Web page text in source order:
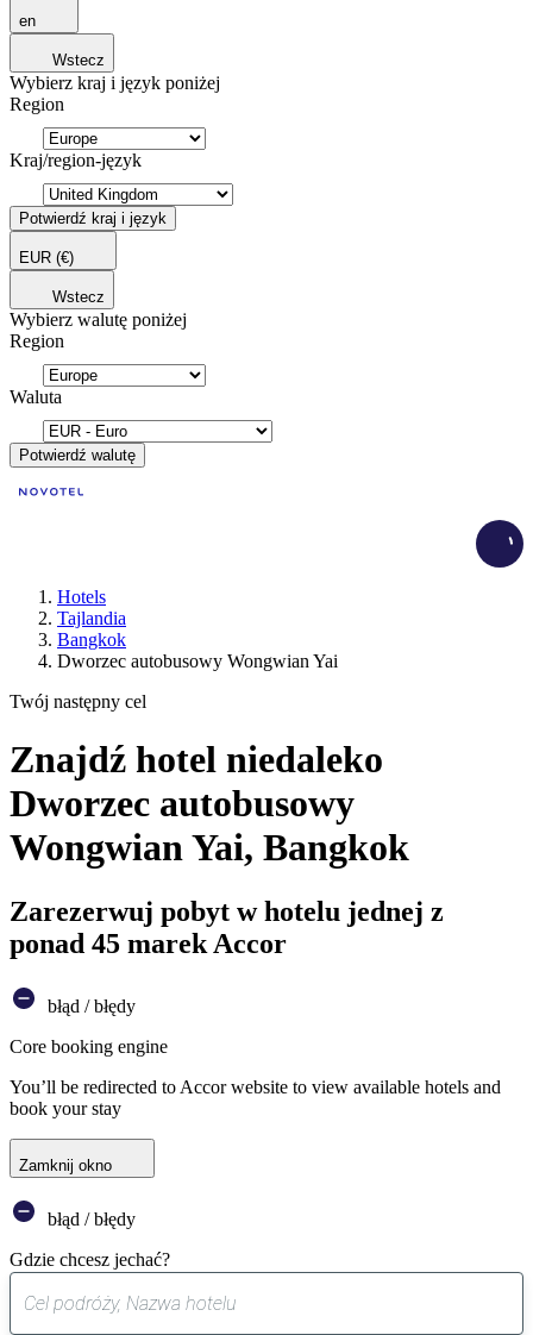
en
Wstecz
Wybierz kraj i język poniżej
Region
Kraj/region-język
Potwierdź kraj i język
EUR (€)
Wstecz
Wybierz walutę poniżej
Region
Waluta
Potwierdź walutę
Hotels
Tajlandia
Bangkok
Dworzec autobusowy Wongwian Yai
Twój następny cel
Znajdź hotel niedaleko
Dworzec autobusowy
Wongwian Yai, Bangkok
Zarezerwuj pobyt w hotelu jednej z
ponad 45 marek Accor
błąd / błędy
Core booking engine
You’ll be redirected to Accor website to view available hotels and
book your stay
Zamknij okno
błąd / błędy
Gdzie chcesz jechać?
sugestia